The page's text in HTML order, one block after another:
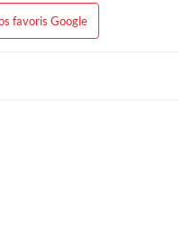
favoris Google